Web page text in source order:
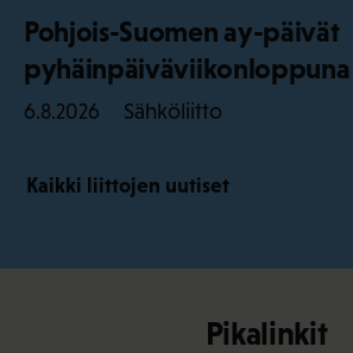
Pohjois-Suomen ay-päivät
pyhäinpäiväviikonloppuna
6.8.2026 Sähköliitto
Kaikki liittojen uutiset
Pikalinkit